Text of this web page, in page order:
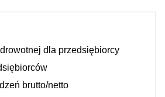
dla przedsiębiorcy
brutto/netto